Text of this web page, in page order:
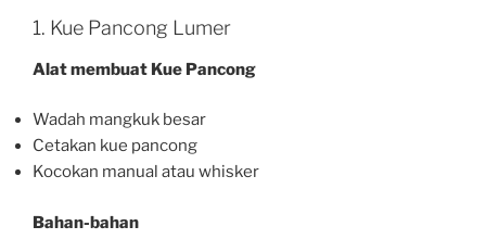
1. Kue Pancong Lumer
Alat membuat Kue Pancong
Wadah mangkuk besar
Cetakan kue pancong
Kocokan manual atau whisker
Bahan-bahan